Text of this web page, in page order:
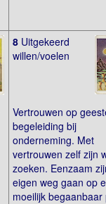
8 Uitgekeerd
willen/voelen
Vertrouwen op
begeleiding bij
onderneming. Met
vertrouwen zelf zijn
zoeken. Eenzaam
eigen weg gaan op
moeilijk begaanbaar